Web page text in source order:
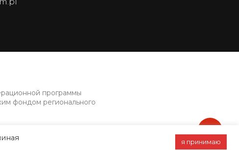
программы
фондом регионального
я принимаю